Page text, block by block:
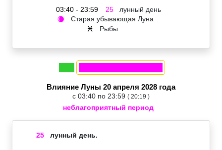
03:40 - 23:59
25 лунный день
🌘 Старая убывающая Луна
♓ Рыбы
Влияние Луны 20 апреля 2028 года
с 03:40 по 23:59 ( 20:19 )
неблагоприятный период
25 лунный день.